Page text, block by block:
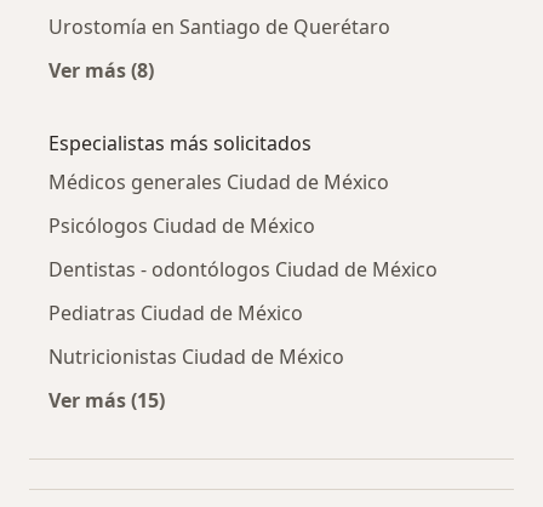
Urostomía en Santiago de Querétaro
Ver más (8)
Especialistas más solicitados
Médicos generales Ciudad de México
Psicólogos Ciudad de México
Dentistas - odontólogos Ciudad de México
Pediatras Ciudad de México
Nutricionistas Ciudad de México
Ver más (15)